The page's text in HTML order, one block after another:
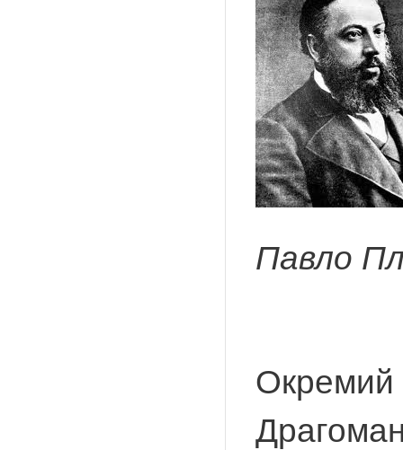
Павло
Окремий